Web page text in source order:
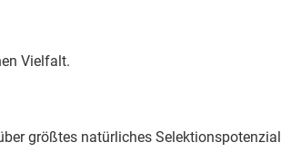
Vielfalt.
größtes natürliches Selektionspotenzial